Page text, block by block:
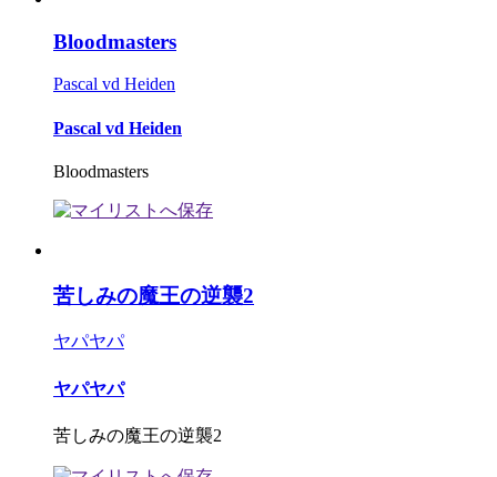
Bloodmasters
Pascal vd Heiden
Pascal vd Heiden
Bloodmasters
苦しみの魔王の逆襲2
ヤパヤパ
ヤパヤパ
苦しみの魔王の逆襲2